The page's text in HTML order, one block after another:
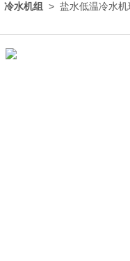
冷水机组 > 盐水低温冷水机